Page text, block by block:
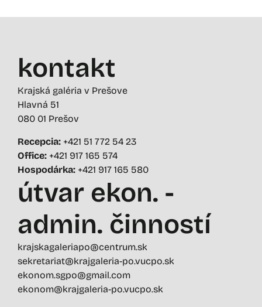
kontakt
Krajská galéria v Prešove
Hlavná 51
080 01 Prešov
Recepcia: +421 51 772 54 23
Office: +421 917 165 574
Hospodárka: +421 917 165 580
útvar ekon. -
admin. činností
krajskagaleriapo@centrum.sk
sekretariat@krajgaleria-po.vucpo.sk
ekonom.sgpo@gmail.com
ekonom@krajgaleria-po.vucpo.sk